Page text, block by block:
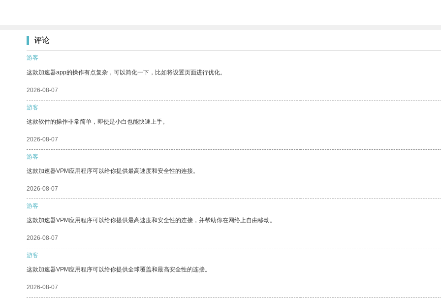
评论
游客
这款加速器app的操作有点复杂，可以简化一下，比如将设置页面进行优化。
2026-08-07
游客
这款软件的操作非常简单，即使是小白也能快速上手。
2026-08-07
游客
这款加速器VPM应用程序可以给你提供最高速度和安全性的连接。
2026-08-07
游客
这款加速器VPM应用程序可以给你提供最高速度和安全性的连接，并帮助你在网络上自由移动。
2026-08-07
游客
这款加速器VPM应用程序可以给你提供全球覆盖和最高安全性的连接。
2026-08-07